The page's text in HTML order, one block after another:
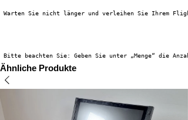
Warten Sie nicht länger und verleihen Sie Ihrem
Bitte beachten Sie: Geben Sie unter „Menge“ die
Ähnliche Produkte